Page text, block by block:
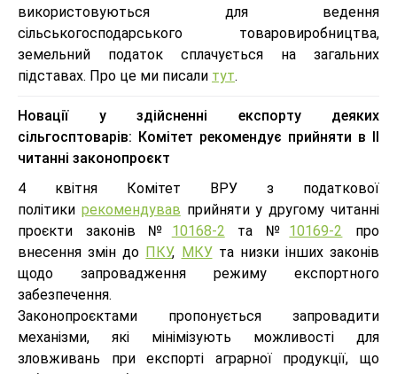
використовуються для ведення
сільськогосподарського товаровиробництва,
земельний податок сплачується на загальних
підставах. Про це ми писали тут.
Новації у здійсненні експорту деяких
сільгосптоварів: Комітет рекомендує прийняти в ІІ
читанні законопроєкт
4 квітня Комітет ВРУ з податкової
політики рекомендував прийняти у другому читанні
проєкти законів № 10168-2 та № 10169-2 про
внесення змін до ПКУ, МКУта низки інших законів
щодо запровадження режиму експортного
забезпечення.
Законопроєктами пропонується запровадити
механізми, які мінімізують можливості для
зловживань при експорті аграрної продукції, що